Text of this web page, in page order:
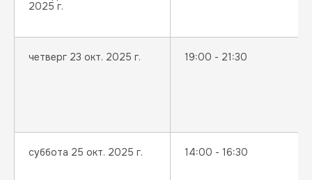
2025 г.
четверг 23 окт. 2025 г. 19:00 - 21:30
суббота 25 окт. 2025 г. 14:00 - 16:30